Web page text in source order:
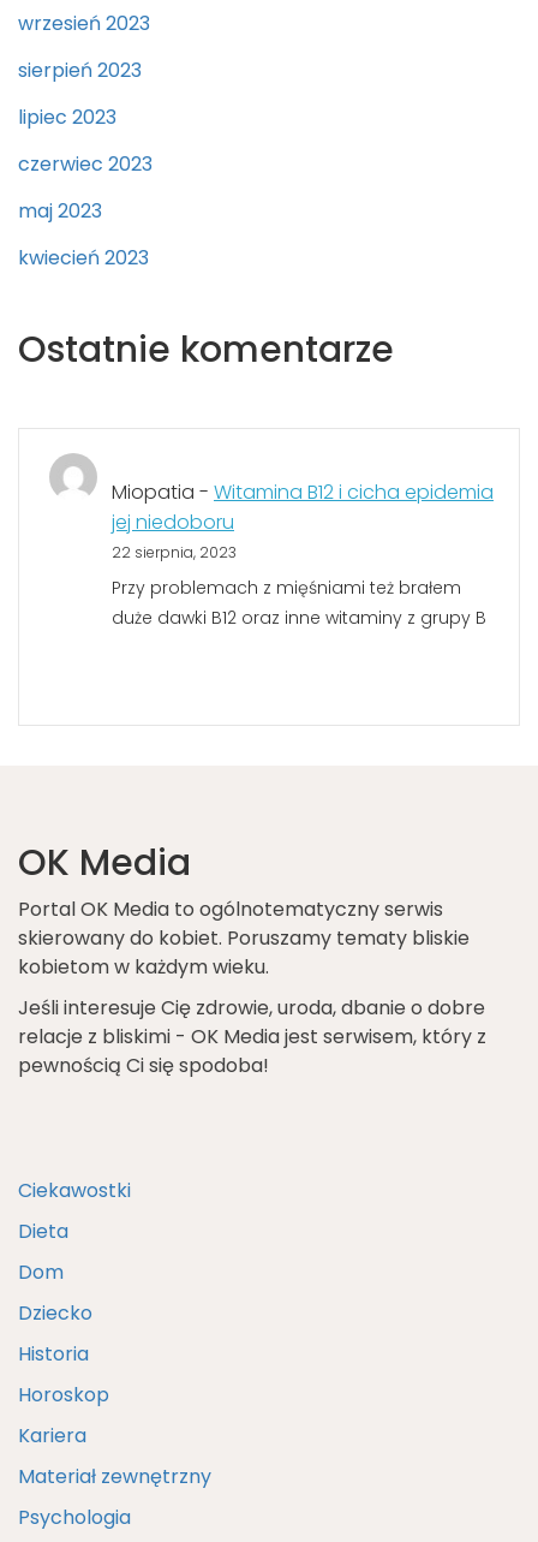
wrzesień 2023
sierpień 2023
lipiec 2023
czerwiec 2023
maj 2023
kwiecień 2023
Ostatnie komentarze
Miopatia - Witamina B12 i cicha epidemia
jej niedoboru
22 sierpnia, 2023
Przy problemach z mięśniami też brałem
duże dawki B12 oraz inne witaminy z grupy B
OK Media
Portal OK Media to ogólnotematyczny serwis
skierowany do kobiet. Poruszamy tematy bliskie
kobietom w każdym wieku.
Jeśli interesuje Cię zdrowie, uroda, dbanie o dobre
relacje z bliskimi - OK Media jest serwisem, który z
pewnością Ci się spodoba!
Ciekawostki
Dieta
Dom
Dziecko
Historia
Horoskop
Kariera
Materiał zewnętrzny
Psychologia